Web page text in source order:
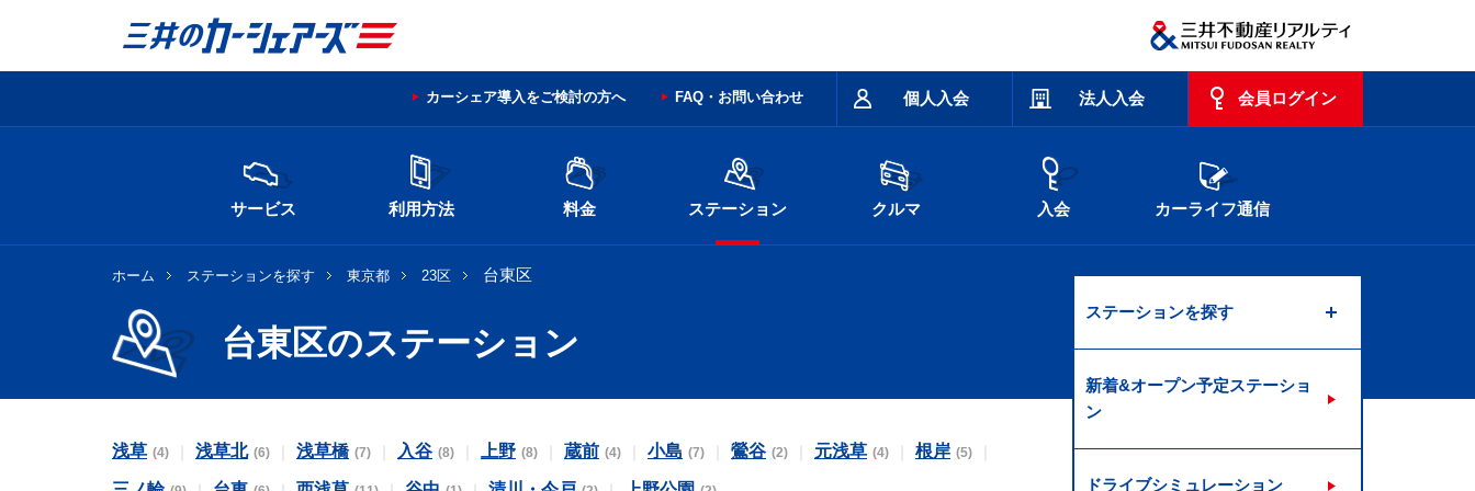
個人入会 法人入会 会員ログイン
カーシェア導入をご検討の方へ FAQ・お問い合わせ
サービス 利用方法 料金 ステーション クルマ 入会 カーライフ通信
ホーム ステーションを探す 東京都 23区 台東区
台東区のステーション
浅草 (4) 浅草北 (6) 浅草橋 (7) 入谷 (8) 上野 (8) 蔵前 (4) 小島 (7) 鶯谷 (2) 元浅草 (4) 根岸 (5)
ステーションを探す
新着&オープン予定ステーショ
ン
ドライブシミュレーション